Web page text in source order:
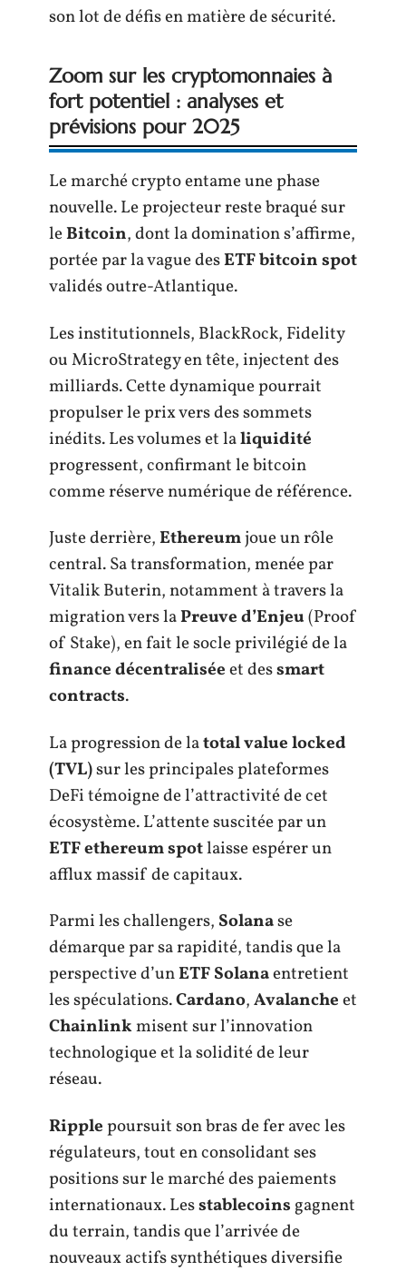
son lot de défis en matière de sécurité.
Zoom sur les cryptomonnaies à
fort potentiel : analyses et
prévisions pour 2025
Le marché crypto entame une phase
nouvelle. Le projecteur reste braqué sur
leBitcoin, dont la domination s’affirme,
portée par la vague desETF bitcoin spot
validés outre-Atlantique.
Les institutionnels, BlackRock, Fidelity
ou MicroStrategy en tête, injectent des
milliards. Cette dynamique pourrait
propulser le prix vers des sommets
inédits. Les volumes et laliquidité
progressent, confirmant le bitcoin
comme réserve numérique de référence.
Juste derrière,Ethereumjoue un rôle
central. Sa transformation, menée par
Vitalik Buterin, notamment à travers la
migration vers laPreuve d’Enjeu(Proof
of Stake), en fait le socle privilégié de la
finance décentraliséeet dessmart
contracts.
La progression de latotal value locked
(TVL)sur les principales plateformes
DeFi témoigne de l’attractivité de cet
écosystème. L’attente suscitée par un
ETF ethereum spotlaisse espérer un
afflux massif de capitaux.
Parmi les challengers, Solanase
démarque par sa rapidité, tandis que la
perspective d’unETF Solanaentretient
les spéculations.Cardano,Avalancheet
Chainlinkmisent sur l’innovation
technologique et la solidité de leur
réseau.
Ripplepoursuit son bras de fer avec les
régulateurs, tout en consolidant ses
positions sur le marché des paiements
internationaux. Lesstablecoins gagnent
du terrain, tandis que l’arrivée de
nouveaux actifs synthétiques diversifie